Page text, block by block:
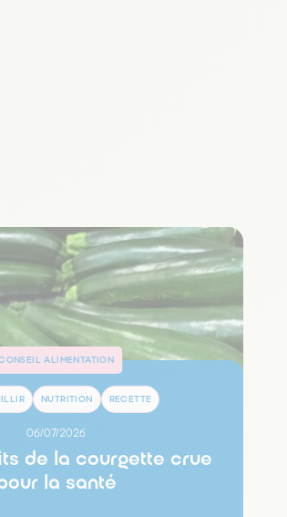
ALIMENTATION
NUTRITION RECETTE
06/07/2026
de la courgette crue
la santé